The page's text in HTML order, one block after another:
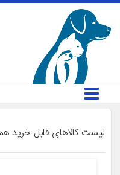
لیست کالاهای قابل خرید